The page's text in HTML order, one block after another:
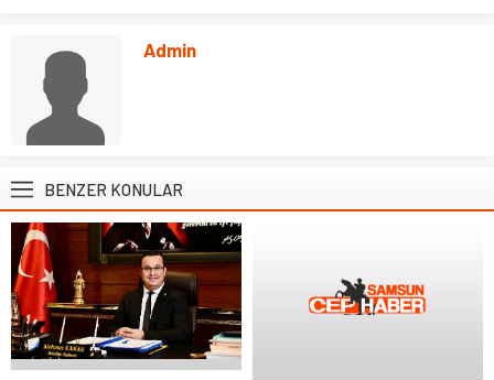
Admin
BENZER KONULAR